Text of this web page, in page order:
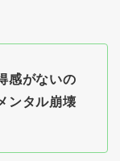
感がないの
ンタル崩壊